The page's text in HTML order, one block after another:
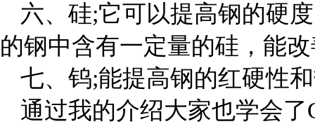
六、硅;它可以提高钢的硬
的钢中含有一定量的硅，能
七、钨;能提高钢的红硬性
通过我的介绍大家也学会